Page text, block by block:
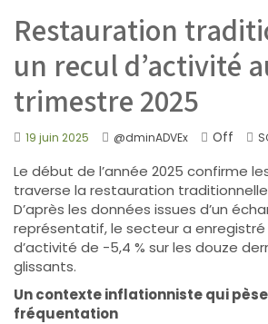
Restauration
un recul d’activité
trimestre 2025
19 juin 2025 @dminADVEx Off
Le début de l’année 2025 confirme
traverse la restauration traditionnelle
D’après les données issues d’un
représentatif, le secteur a enregistré
d’activité de -5,4 % sur les douze
glissants.
Un contexte inflationniste qui
fréquentation